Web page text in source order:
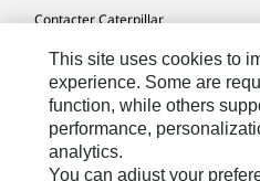
Contacter Caterpillar
Mes Préférences Marketing
Plan Du Site
Cookie Settings
Légales
This site uses cookies to
experience. Some are
function, while others
performance,
analytics.
You can adjust your